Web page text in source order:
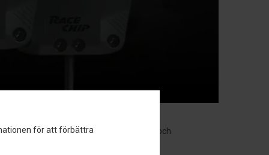
för att förbättra
en vred på boxen. Nödvändiga kablar och